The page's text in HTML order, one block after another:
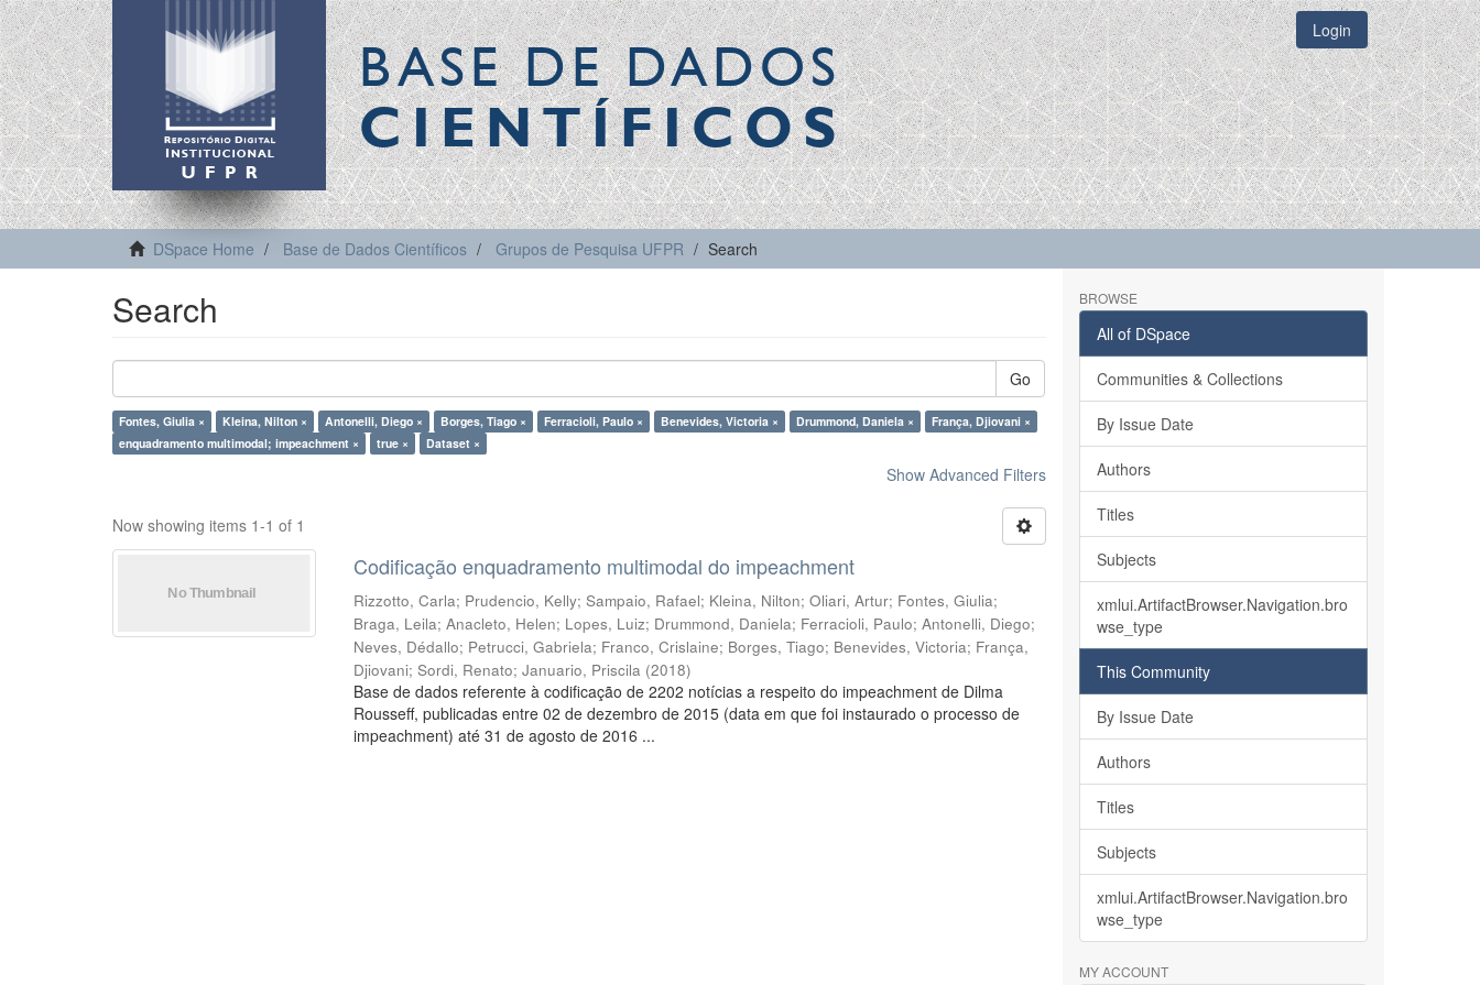
BASE DE DADOS
CIENTÍFICOS
Login
DSpace Home Base de Dados Científicos Grupos de Pesquisa UFPR Search
Search
Go
Fontes, Giulia × Kleina, Nilton × Antonelli, Diego × Borges, Tiago × Ferracioli, Paulo × Benevides, Victoria × Drummond, Daniela ×
França, Djiovani ×
enquadramento multimodal; impeachment ×
true × Dataset ×
Show Advanced Filters
Now showing items 1-1 of 1
Codificação enquadramento multimodal do impeachment
Rizzotto, Carla; Prudencio, Kelly;Sampaio, Rafael; Kleina, Nilton;Oliari, Artur; Fontes, Giulia;
Braga, Leila;Anacleto, Helen; Lopes, Luiz; Drummond, Daniela; Ferracioli, Paulo;Antonelli, Diego;
Neves, Dédallo; Petrucci, Gabriela; Franco, Crislaine; Borges, Tiago; Benevides, Victoria; França,
Djiovani;Sordi, Renato;Januario, Priscila (2018)
Base de dados referente à codificação de 2202 notícias a respeito do impeachment de Dilma
Rousseff, publicadas entre 02 de dezembro de 2015 (data em que foi instaurado o processo de
impeachment) até 31 de agosto de 2016 ...
BROWSE
All of DSpace
Communities & Collections
By Issue Date
Authors
Titles
Subjects
xmlui.ArtifactBrowser.Navigation.bro
wse_type
This Community
By Issue Date
Authors
Titles
Subjects
xmlui.ArtifactBrowser.Navigation.bro
wse_type
MY ACCOUNT